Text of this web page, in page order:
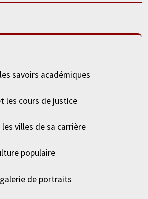
savoirs académiques
les cours de justice
les villes de sa carrière
populaire
de portraits